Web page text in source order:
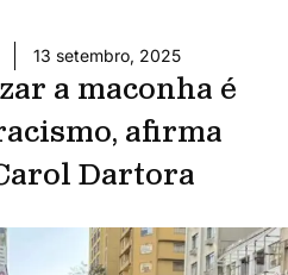
13 setembro, 2025
a maconha é
afirma
Dartora